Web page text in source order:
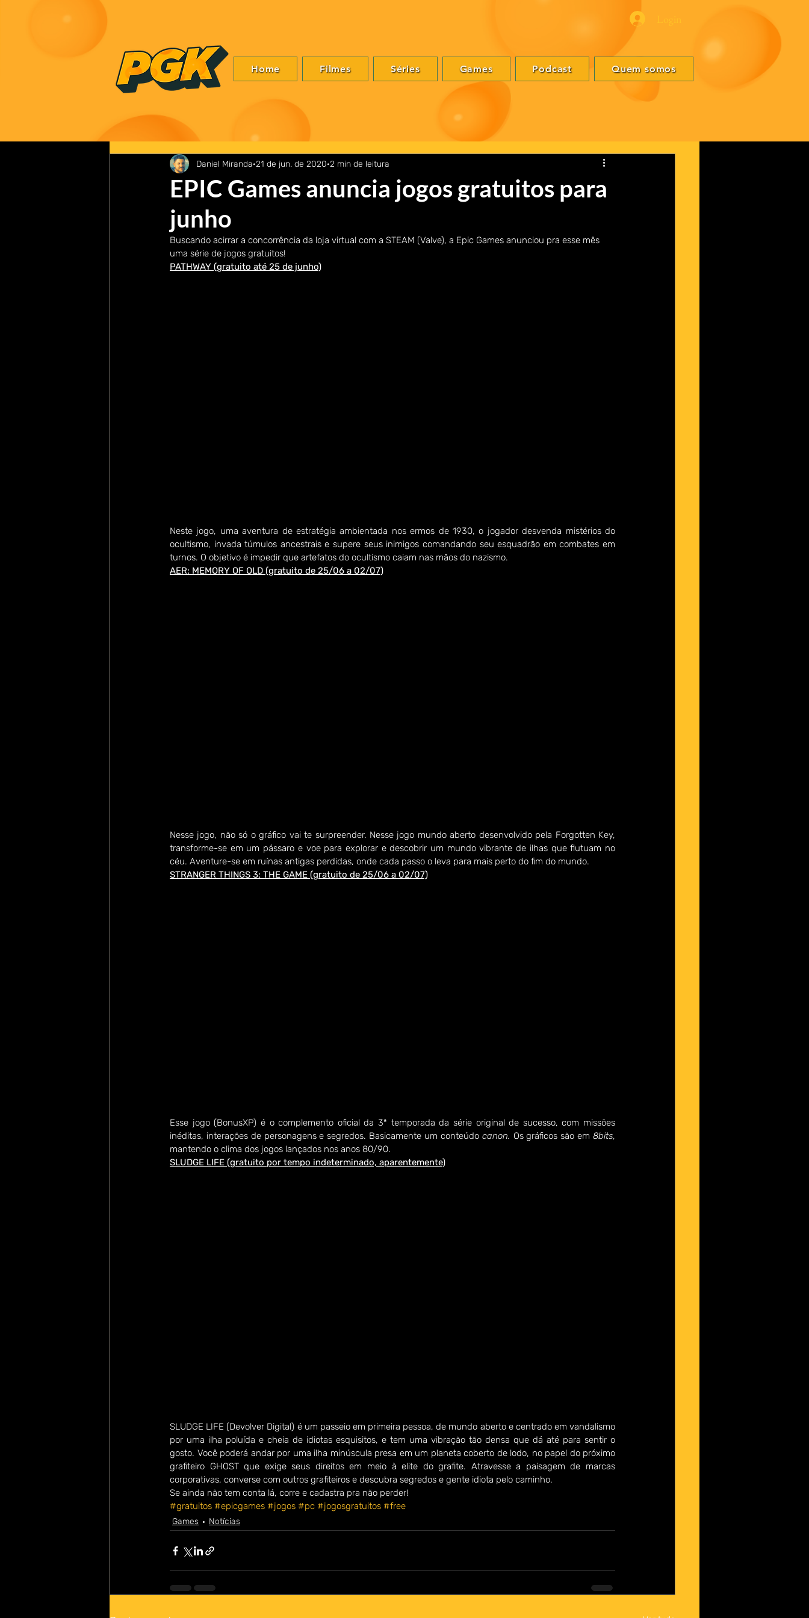
Home Filmes Séries Games Podcast Quem somos
EPIC Games anuncia jogos gratuitos para
junho
Daniel Miranda 21 de jun. de 2020 2 min de leitura
Buscando acirrar a concorrência da loja virtual com a STEAM (Valve), a Epic Games anunciou pra esse mês
uma série de jogos gratuitos!
PATHWAY (gratuito até 25 de junho)
Neste jogo, uma aventura de estratégia ambientada nos ermos de 1930, o jogador desvenda mistérios do
ocultismo, invada túmulos ancestrais e supere seus inimigos comandando seu esquadrão em combates em
turnos. O objetivo é impedir que artefatos do ocultismo caiam nas mãos do nazismo.
AER: MEMORY OF OLD (gratuito de 25/06 a 02/07)
Nesse jogo, não só o gráfico vai te surpreender. Nesse jogo mundo aberto desenvolvido pela Forgotten Key,
transforme-se em um pássaro e voe para explorar e descobrir um mundo vibrante de ilhas que flutuam no
céu. Aventure-se em ruínas antigas perdidas, onde cada passo o leva para mais perto do fim do mundo.
STRANGER THINGS 3: THE GAME (gratuito de 25/06 a 02/07)
Esse jogo (BonusXP) é o complemento oficial da 3ª temporada da série original de sucesso, com missões
inéditas, interações de personagens e segredos. Basicamente um conteúdo canon. Os gráficos são em 8bits,
mantendo o clima dos jogos lançados nos anos 80/90.
SLUDGE LIFE (gratuito por tempo indeterminado, aparentemente)
SLUDGE LIFE (Devolver Digital) é um passeio em primeira pessoa, de mundo aberto e centrado em vandalismo
por uma ilha poluída e cheia de idiotas esquisitos, e tem uma vibração tão densa que dá até para sentir o
gosto. Você poderá andar por uma ilha minúscula presa em um planeta coberto de lodo, no papel do próximo
grafiteiro GHOST que exige seus direitos em meio à elite do grafite. Atravesse a paisagem de marcas
corporativas, converse com outros grafiteiros e descubra segredos e gente idiota pelo caminho.
Se ainda não tem conta lá, corre e cadastra pra não perder!
#gratuitos #epicgames #jogos #pc #jogosgratuitos #free
Games Notícias